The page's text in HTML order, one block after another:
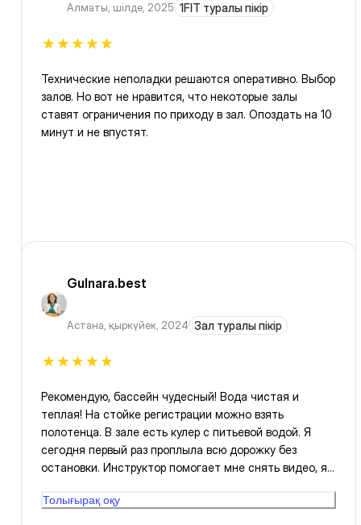
Алматы, шілде, 2025 1FIT туралы пікір
Технические неполадки решаются оперативно. Выбор
залов. Но вот не нравится, что некоторые залы
ставят ограничения по приходу в зал. Опоздать на 10
минут и не впустят.
Gulnara.best
Астана, қыркүйек, 2024 Зал туралы пікір
Рекомендую, бассейн чудесный! Вода чистая и
теплая! На стойке регистрации можно взять
полотенца. В зале есть кулер с питьевой водой. Я
сегодня первый раз проплыла всю дорожку без
остановки. Инструктор помогает мне снять видео, я
Толығырақ оқу